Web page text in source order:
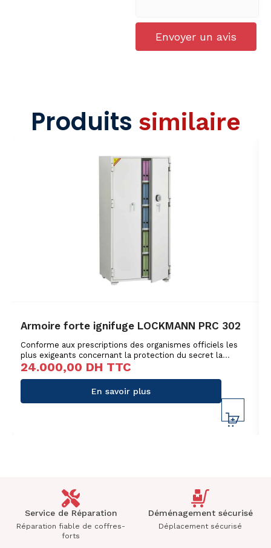
Envoyer un avis
Produits similaire
Armoire forte ignifuge LOCKMANN PRC 302
Conforme aux prescriptions des organismes officiels les
plus exigeants concernant la protection du secret la
gamme d’armoires fortes ROC vous permet de réduire
sensiblement les risques de vol et d’incendie.
24.000,00 DH TTC
En savoir plus
Service de Réparation
Réparation fiable de coffres-
forts
Déménagement sécurisé
Déplacement sécurisé